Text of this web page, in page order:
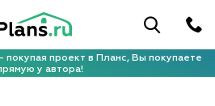
покупая проект в Планс, Вы покупаете
у автора!